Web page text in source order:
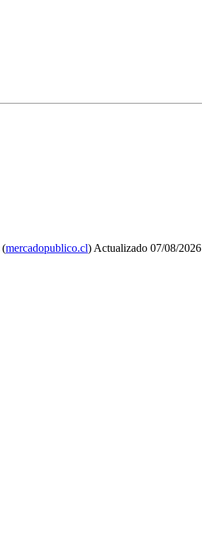
(mercadopublico.cl) Actualizado 07/08/2026